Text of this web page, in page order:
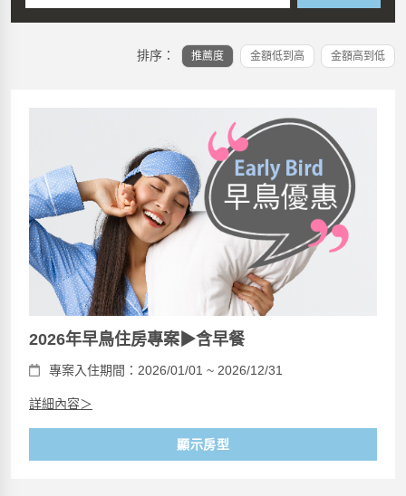
排序： 推薦度 金額低到高 金額高到低
2026年早鳥住房專案▶含早餐
專案入住期間：2026/01/01 ~ 2026/12/31
詳細內容＞
顯示房型